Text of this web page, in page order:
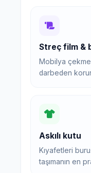
Streç film &
Mobilya
darbeden
Askılı kutu
Kıyafetleri
taşımanın en